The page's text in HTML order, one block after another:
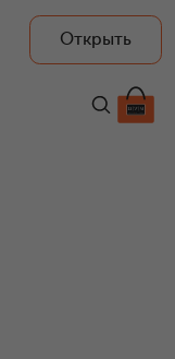
Открыть
26 620 ₽